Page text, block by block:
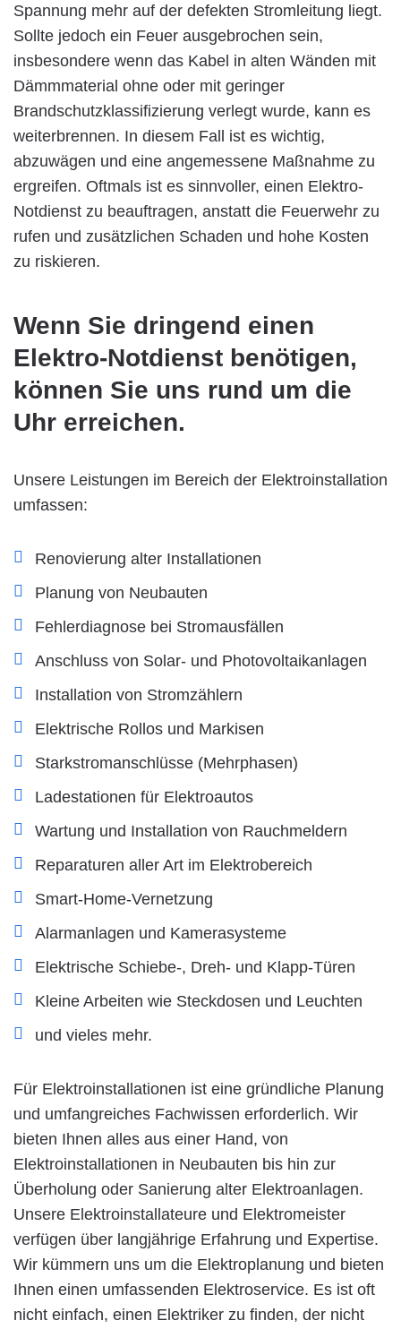
Spannung mehr auf der defekten Stromleitung liegt.
Sollte jedoch ein Feuer ausgebrochen sein,
insbesondere wenn das Kabel in alten Wänden mit
Dämmmaterial ohne oder mit geringer
Brandschutzklassifizierung verlegt wurde, kann es
weiterbrennen. In diesem Fall ist es wichtig,
abzuwägen und eine angemessene Maßnahme zu
ergreifen. Oftmals ist es sinnvoller, einen Elektro-
Notdienst zu beauftragen, anstatt die Feuerwehr zu
rufen und zusätzlichen Schaden und hohe Kosten
zu riskieren.
Wenn Sie dringend einen
Elektro-Notdienst benötigen,
können Sie uns rund um die
Uhr erreichen.
Unsere Leistungen im Bereich der Elektroinstallation
umfassen:
Renovierung alter Installationen
Planung von Neubauten
Fehlerdiagnose bei Stromausfällen
Anschluss von Solar- und Photovoltaikanlagen
Installation von Stromzählern
Elektrische Rollos und Markisen
Starkstromanschlüsse (Mehrphasen)
Ladestationen für Elektroautos
Wartung und Installation von Rauchmeldern
Reparaturen aller Art im Elektrobereich
Smart-Home-Vernetzung
Alarmanlagen und Kamerasysteme
Elektrische Schiebe-, Dreh- und Klapp-Türen
Kleine Arbeiten wie Steckdosen und Leuchten
und vieles mehr.
Für Elektroinstallationen ist eine gründliche Planung
und umfangreiches Fachwissen erforderlich. Wir
bieten Ihnen alles aus einer Hand, von
Elektroinstallationen in Neubauten bis hin zur
Überholung oder Sanierung alter Elektroanlagen.
Unsere Elektroinstallateure und Elektromeister
verfügen über langjährige Erfahrung und Expertise.
Wir kümmern uns um die Elektroplanung und bieten
Ihnen einen umfassenden Elektroservice. Es ist oft
nicht einfach, einen Elektriker zu finden, der nicht